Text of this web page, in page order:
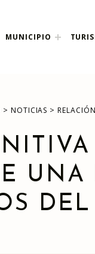
polanco
MUNICIPIO
> NOTICIAS >
UNA